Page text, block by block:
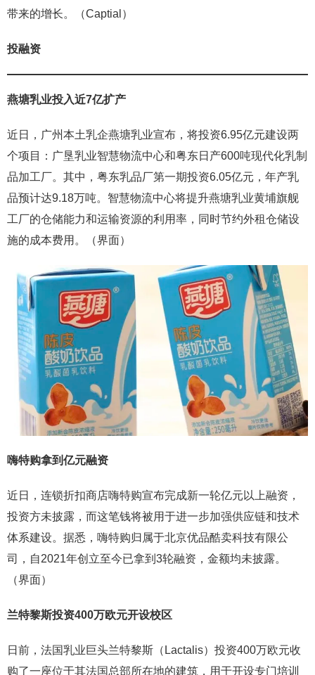
带来的增长。（Captial）
投融资
燕塘乳业投入近7亿扩产
近日，广州本土乳企燕塘乳业宣布，将投资6.95亿元建设两
个项目：广垦乳业智慧物流中心和粤东日产600吨现代化乳制
品加工厂。其中，粤东乳品厂第一期投资6.05亿元，年产乳
品预计达9.18万吨。智慧物流中心将提升燕塘乳业黄埔旗舰
工厂的仓储能力和运输资源的利用率，同时节约外租仓储设
施的成本费用。（界面）
嗨特购拿到亿元融资
近日，连锁折扣商店嗨特购宣布完成新一轮亿元以上融资，
投资方未披露，而这笔钱将被用于进一步加强供应链和技术
体系建设。据悉，嗨特购归属于北京优品酷卖科技有限公
司，自2021年创立至今已拿到3轮融资，金额均未披露。
（界面）
兰特黎斯投资400万欧元开设校区
日前，法国乳业巨头兰特黎斯（Lactalis）投资400万欧元收
购了一座位于其法国总部所在地的建筑，用于开设专门培训